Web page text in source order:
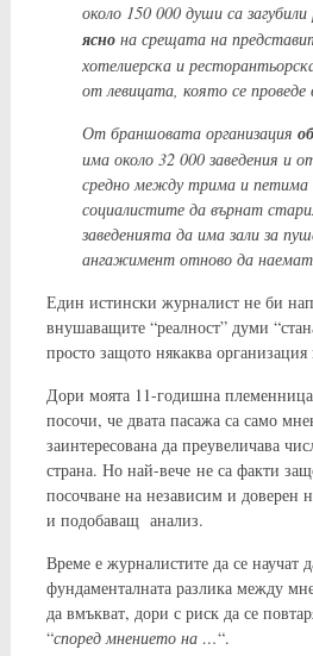
около 150 000 души са
яснона срещата на
хотелиерска и
от левицата, която се проведе
От браншовата организация
има около 32 000 заведения и
средно между трима и петима
социалистите да върнат
заведенията да има зали за
ангажимент отново да
Един истински журналист не би
внушаващите “реалност” думи
просто защото някаква организация
Дори моята 11-годишна племенница
посочи, че двата пасажа са само
заинтересована да преувеличава
страна. Но най-вече не са факти
посочване на независим и доверен
и подобаващ анализ.
Време е журналистите да се научат
фундаменталната разлика между
да вмъкват, дори с риск да се
“според мнението на …“.